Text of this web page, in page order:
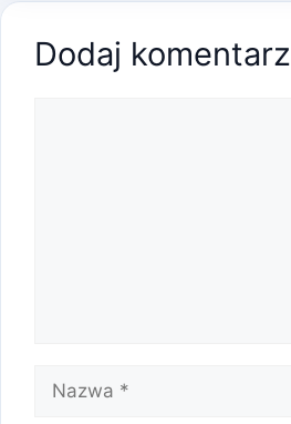
Dodaj komentarz
Nazwa